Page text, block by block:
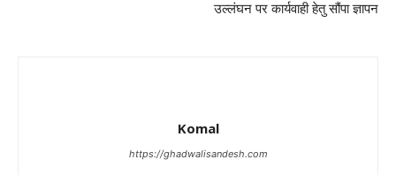
उल्लंघन पर कार्यवाही हेतु सौंपा ज्ञापन
Komal
https://ghadwalisandesh.com